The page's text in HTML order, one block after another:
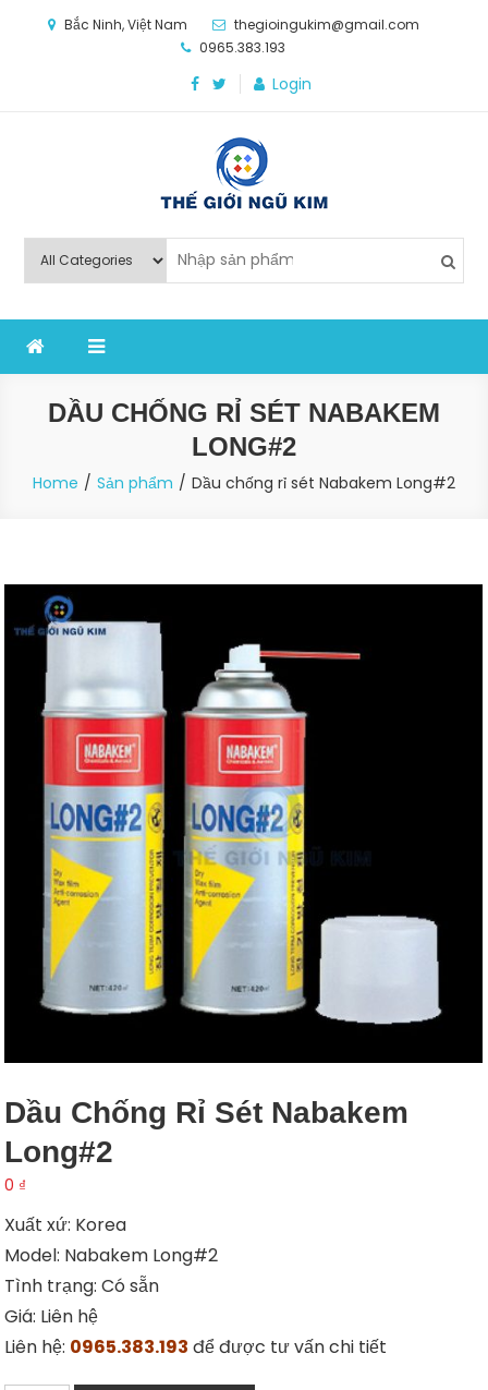
Bắc Ninh, Việt Nam
thegioingukim@gmail.com
0965.383.193
Login
Thế Giới Ngũ Kim
nghiệp sản xuất
DẦU CHỐNG RỈ SÉT NABAKEM
LONG#2
Home Sản phẩm Dầu chống rỉ sét Nabakem Long#2
Dầu Chống Rỉ Sét Nabakem
Long#2
0 ₫
Xuất xứ: Korea
Model: Nabakem Long#2
Tình trạng: Có sẵn
Giá: Liên hệ
Liên hệ: 0965.383.193 để được tư vấn chi tiết